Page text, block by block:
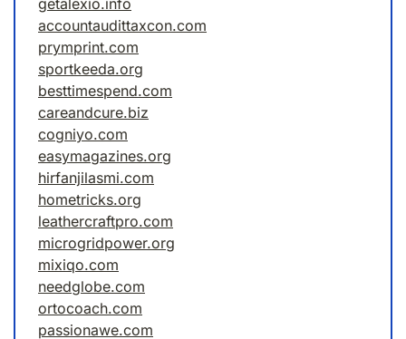
getalexio.info
accountaudittaxcon.com
prymprint.com
sportkeeda.org
besttimespend.com
careandcure.biz
cogniyo.com
easymagazines.org
hirfanjilasmi.com
hometricks.org
leathercraftpro.com
microgridpower.org
mixiqo.com
needglobe.com
ortocoach.com
passionawe.com